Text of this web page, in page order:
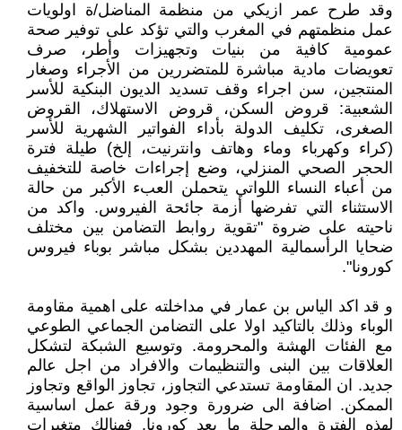
وقد طرح عمر ازيكي من منظمة المناضل/ة اولويات
عمل منظمتهم في المغرب والتي تؤكد على توفير صحة
عمومية كافية من بنيات وتجهيزات وأطر، صرف
تعويضات مادية مباشرة للمتضررين من الأجراء وصغار
المنتجين، سن اجراء وقف تسديد الديون البنكية للأسر
الشعبية: قروض السكن، قروض الاستهلاك، القروض
الصغرى، تكليف الدولة بأداء الفواتير الشهرية للأسر
(كراء وكهرباء وماء وهاتف وانترنيت، إلخ) طيلة فترة
الحجر الصحي المنزلي، وضع إجراءات خاصة للتخفيف
من أعباء النساء اللواتي يتحملن العبء الأكبر من حالة
الاستثناء التي تفرضها أزمة جائحة الفيروس. واكد من
ناحيته على ضروة "تقوية روابط التضامن بين مختلف
ضحايا الرأسمالية المهددين بشكل مباشر بوباء فيروس
كورونا".
و قد اكد الياس بن عمار في مداخلته على اهمية مقاومة
الوباء وذلك بالتاكيد اولا على التضامن الجماعي الطوعي
مع الفئات الهشة والمحرومة. وتوسيع الشبكة لتشكل
العلاقات بين البنى والتنظيمات والافراد من اجل عالم
جديد. ان المقاومة تستدعي التجاوز، تجاوز الواقع وتجاوز
الممكن. اضافة الى ضرورة وجود ورقة عمل اساسية
لهذه الفترة والمرحلة ما بعد كورونا. فهنالك متغيرات